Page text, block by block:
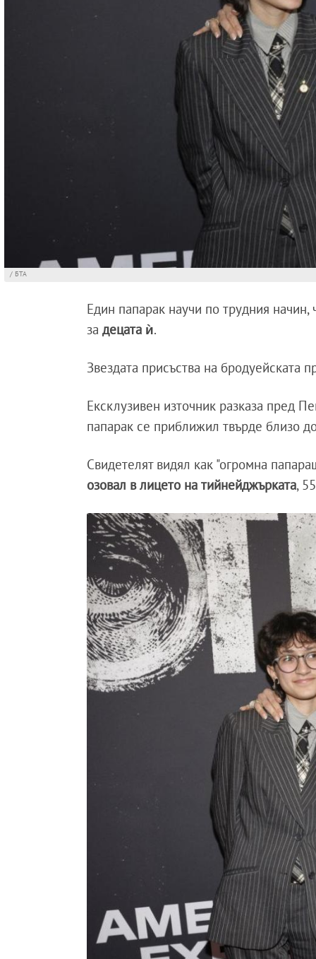
/ БТА
Един папарак научи по трудния начин,
задецата ѝ.
Звездата присъства на бродуейската
Ексклузивен източник разказа пред
папарак се приближил твърде близо
Свидетелят видял как "огромна
озовал в лицето на тийнейджърката,